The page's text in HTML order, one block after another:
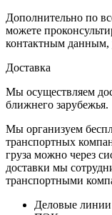
Дополнительно по
можете
контактным данным,
Доставка
Мы осуществляем
ближнего зарубежья.
Мы организуем
транспортных
груза можно через
доставки мы
транспортными
Деловые линии